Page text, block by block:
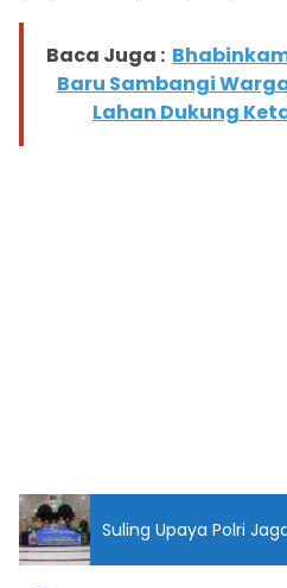
Baca Juga :
Baru Sambangi
Lahan Dukung
Suling Upaya Polri